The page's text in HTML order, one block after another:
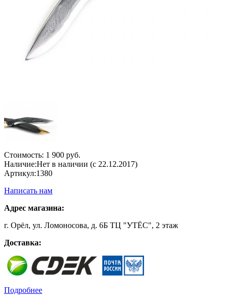
Стоимость: 1 900 руб.
Наличие:Нет в наличии (с 22.12.2017)
Артикул:1380
Написать нам
Адрес магазина:
г. Орёл, ул. Ломоносова, д. 6Б ТЦ "УТЁС", 2 этаж
Доставка:
Подробнее